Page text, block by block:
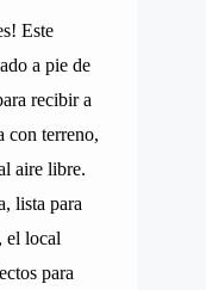
Este
a pie de
recibir a
con terreno,
aire libre.
lista para
el local
para